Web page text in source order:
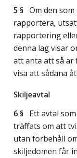
5 § Om den
rapportera,
rapportering
denna lag visar
att anta att så är
visa att sådana
Skiljeavtal
6 § Ett avtal
träffats om att
utan förbehåll
skiljedomen får